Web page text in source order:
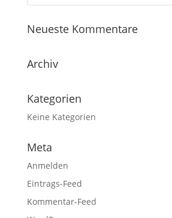
Neueste Kommentare
Archiv
Kategorien
Keine Kategorien
Meta
Anmelden
Eintrags-Feed
Kommentar-Feed